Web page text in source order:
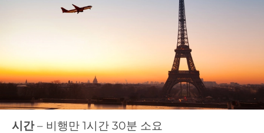
시간– 비행만 1시간 30분 소요